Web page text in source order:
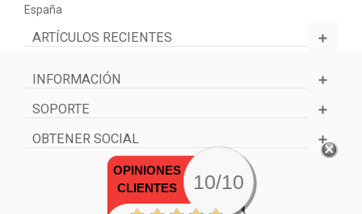
España
ARTÍCULOS RECIENTES
INFORMACIÓN
SOPORTE
OBTENER SOCIAL
OPINIONES
CLIENTES
10/10